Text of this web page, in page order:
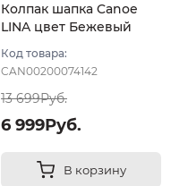
Колпак шапка Canoe
LINA цвет Бежевый
Код товара:
CAN00200074142
13 699Руб.
6 999Руб.
В корзину